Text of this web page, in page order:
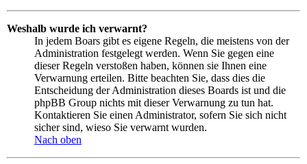
Weshalb wurde ich verwarnt?
In jedem Boars gibt es eigene Regeln, die meistens von der
Administration festgelegt werden. Wenn Sie gegen eine
dieser Regeln verstoßen haben, können sie Ihnen eine
Verwarnung erteilen. Bitte beachten Sie, dass dies die
Entscheidung der Administration dieses Boards ist und die
phpBB Group nichts mit dieser Verwarnung zu tun hat.
Kontaktieren Sie einen Administrator, sofern Sie sich nicht
sicher sind, wieso Sie verwarnt wurden.
Nach oben